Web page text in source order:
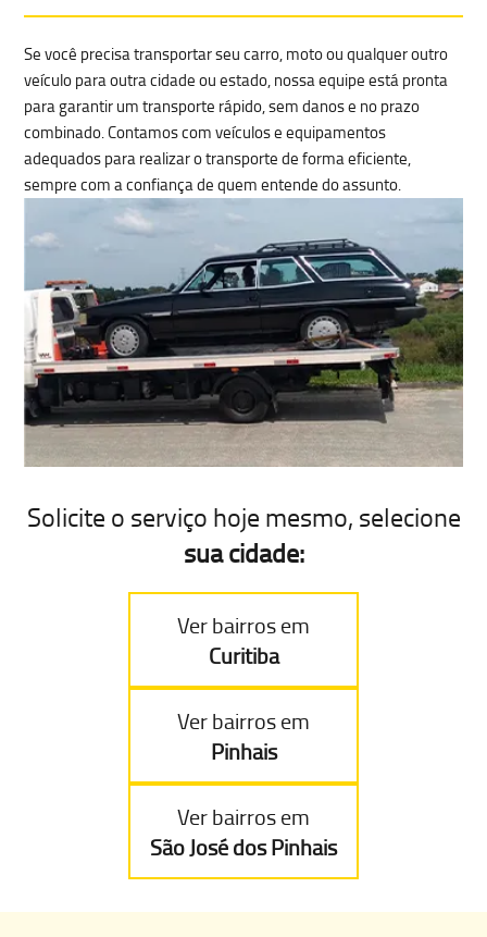
Se você precisatransportar seu carro, moto ou qualquer outro
veículopara outra cidade ou estado, nossa equipe está pronta
para garantir umtransporte rápido, sem danos e no prazo
combinado. Contamos com veículos e equipamentos
adequados para realizar o transporte de forma eficiente,
sempre com a confiança de quem entende do assunto.
Solicite o serviço hoje mesmo, selecione
sua cidade:
Ver bairros em
Curitiba
Ver bairros em
Pinhais
Ver bairros em
São José dos Pinhais